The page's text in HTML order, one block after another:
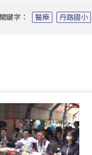
關鍵字： 醫療 丹路國小